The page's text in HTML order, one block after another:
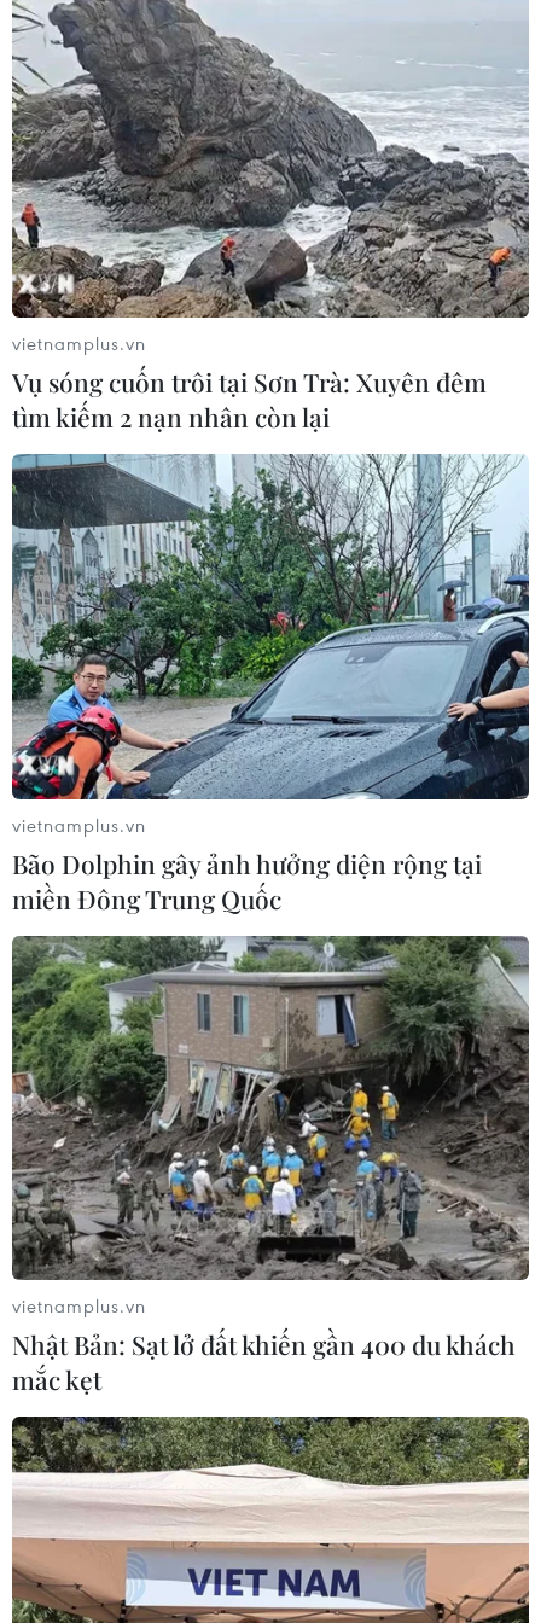
vietnamplus.vn
Vụ sóng cuốn trôi tại Sơn Trà: Xuyên đêm
tìm kiếm 2 nạn nhân còn lại
vietnamplus.vn
Bão Dolphin gây ảnh hưởng diện rộng tại
miền Đông Trung Quốc
vietnamplus.vn
Nhật Bản: Sạt lở đất khiến gần 400 du khách
mắc kẹt